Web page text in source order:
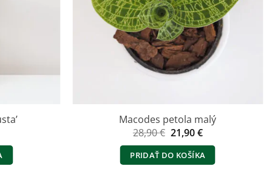
Macodes petola malý
28,90€ Pôvodná
cena
bola:
28,90 €.
21,90€Aktuálna
je:
21,90 €.
PRIDAŤ DO KOŠÍKA